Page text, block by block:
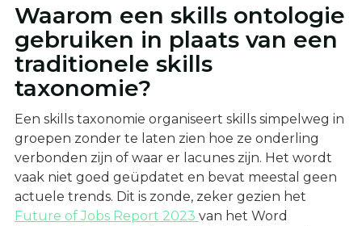
Waarom een skills ontologie
gebruiken in plaats van een
traditionele skills
taxonomie?
Een skills taxonomie organiseert skills simpelweg in
groepen zonder te laten zien hoe ze onderling
verbonden zijn of waar er lacunes zijn. Het wordt
vaak niet goed geüpdatet en bevat meestal geen
actuele trends. Dit is zonde, zeker gezien het
Future of Jobs Report 2023 van het Word